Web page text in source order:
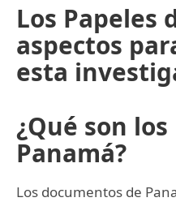
Los Papeles
aspectos
esta
¿Qué son
Panamá?
Los documentos de